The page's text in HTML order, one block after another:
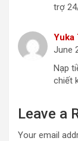
trợ
Yuka
June
Nạp
chiết
Leave a
Your email